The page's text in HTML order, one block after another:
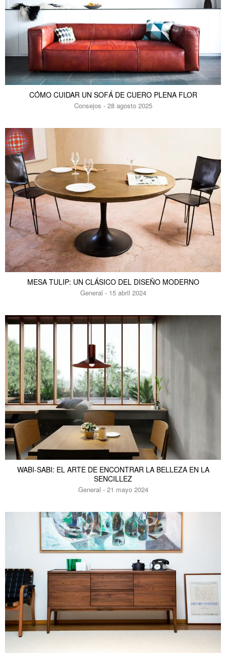
CÓMO CUIDAR UN SOFÁ DE CUERO PLENA FLOR
Consejos - 28 agosto 2025
MESA TULIP: UN CLÁSICO DEL DISEÑO MODERNO
General - 15 abril 2024
WABI-SABI: EL ARTE DE ENCONTRAR LA BELLEZA EN LA
SENCILLEZ
General - 21 mayo 2024